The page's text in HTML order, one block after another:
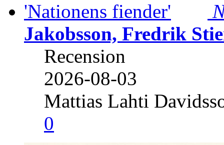
Jakobsson, Fredrik
Recension
2026-08-03
Mattias Lahti
0